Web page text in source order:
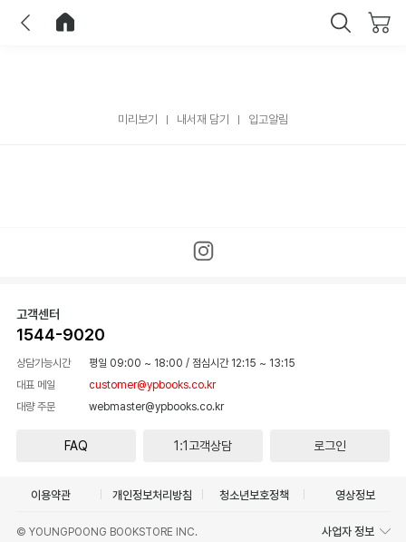
미리보기 내서재 담기 입고알림
고객센터
1544-9020
상담가능시간 평일 09:00 ~ 18:00 / 점심시간 12:15 ~ 13:15
대표 메일
customer@ypbooks.co.kr
대량 주문
webmaster@ypbooks.co.kr
FAQ 1:1고객상담 로그인
이용약관 개인정보처리방침 청소년보호정책 영상정보
© YOUNGPOONG BOOKSTORE INC. 사업자 정보